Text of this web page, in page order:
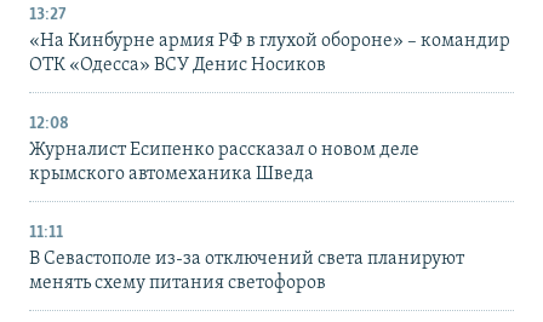
13:27
«На Кинбурне армия РФ в глухой обороне» – командир
ОТК «Одесса» ВСУ Денис Носиков
12:08
Журналист Есипенко рассказал о новом деле
крымского автомеханика Шведа
11:11
В Севастополе из-за отключений света планируют
менять схему питания светофоров